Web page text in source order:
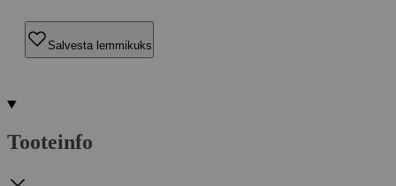
Salvesta lemmikuks
Tooteinfo